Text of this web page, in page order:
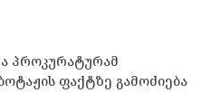
პროკურატურამ
ფაქტზე გამოძიება